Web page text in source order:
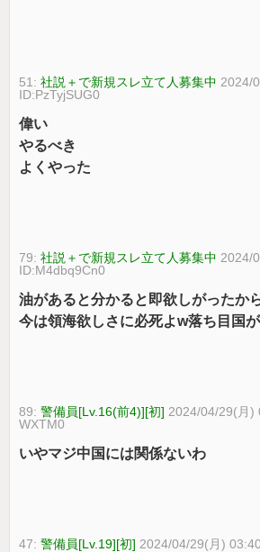
51:社説＋で新規スレ立て人募集中 2024/
ID:PzTyjSUG0
偉い
やるべき
よくやった
79:社説＋で新規スレ立て人募集中 2024/
ID:M4dbq9Cn0
油があると分かると即欲しがったか
今は領海欲しさに必死よw落ち目国
89:警備員[Lv.16(前4)][初] 2024/04/29(月)
WXTM0
いやマジ中国には関係ないわ
47:警備員[Lv.19][初] 2024/04/29(月)